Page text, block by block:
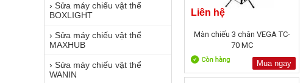
› Sửa máy chiếu vật thể
BOXLIGHT
› Sửa máy chiếu vật thể
MAXHUB
› Sửa máy chiếu vật thể
WANIN
Liên hệ
Màn chiếu 3 chân VEGA TC-
70 MC
Mua ngay